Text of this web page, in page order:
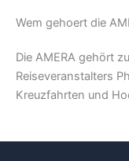
Wem gehoert die
Die AMERA gehört
Reiseveranstalters
Kreuzfahrten und